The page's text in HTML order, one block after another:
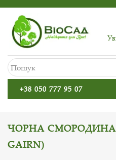
+38 050 777 95 07
ЧОРНА СМОРОДИНА
GAIRN)